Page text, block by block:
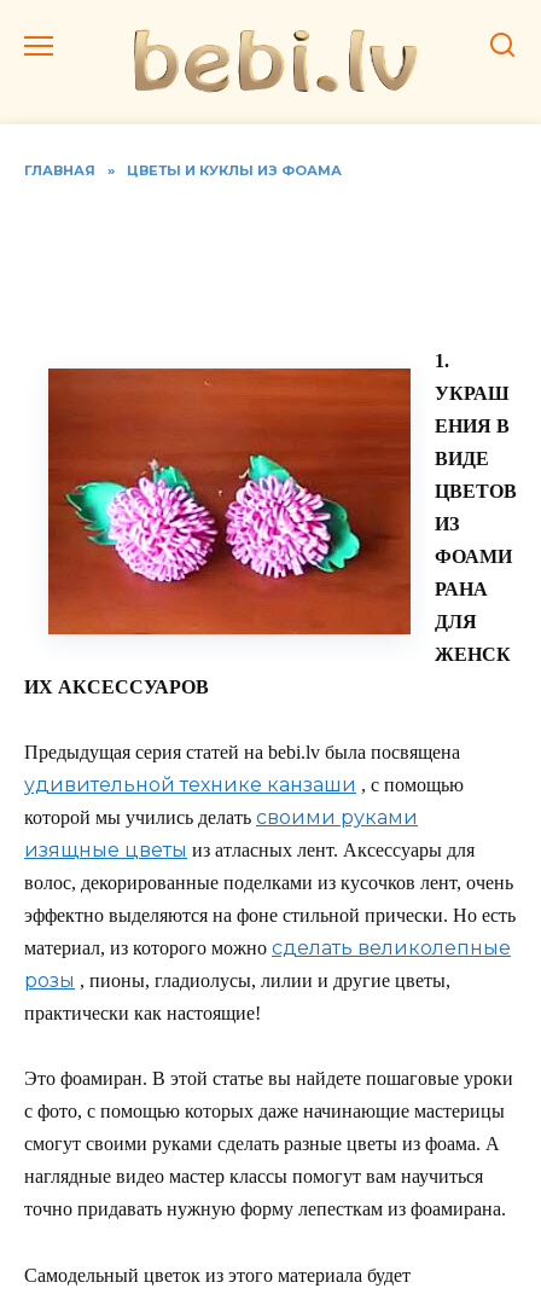
ГЛАВНАЯ » ЦВЕТЫ И КУКЛЫ ИЗ ФОАМА
1.
УКРАШ
ЕНИЯ В
ВИДЕ
ЦВЕТОВ
ИЗ
ФОАМИ
РАНА
ДЛЯ
ЖЕНСК
ИХ АКСЕССУАРОВ
Предыдущая серия статей на bebi.lv была посвящена
удивительной технике канзаши , с помощью
которой мы учились делать своими руками
изящные цветы из атласных лент. Аксессуары для
волос, декорированные поделками из кусочков лент, очень
эффектно выделяются на фоне стильной прически. Но есть
материал, из которого можно сделать великолепные
розы , пионы, гладиолусы, лилии и другие цветы,
практически как настоящие!
Это фоамиран. В этой статье вы найдете пошаговые уроки
с фото, с помощью которых даже начинающие мастерицы
смогут своими руками сделать разные цветы из фоама. А
наглядные видео мастер классы помогут вам научиться
точно придавать нужную форму лепесткам из фоамирана.
Самодельный цветок из этого материала будет